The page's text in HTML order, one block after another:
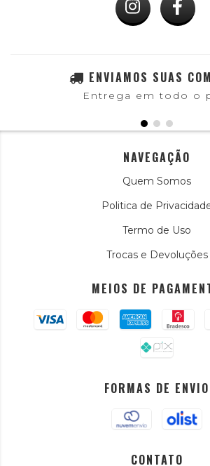
ENVIAMOS SUAS
Entrega em todo o
NAVEGAÇÃO
Quem Somos
Politica de
Termo de Uso
Trocas e Devoluções
MEIOS DE
FORMAS DE ENVIO
CONTATO